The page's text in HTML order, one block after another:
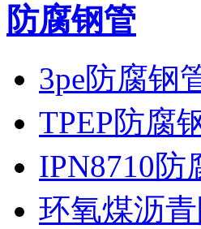
防腐钢管
3pe防腐钢
TPEP防腐
IPN8710防
环氧煤沥